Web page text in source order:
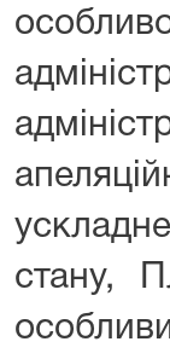
стану,